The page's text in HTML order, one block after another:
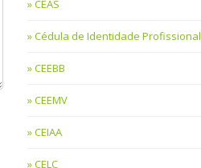
CEAS
Cédula de Identidade Profissional
CEEBB
CEEMV
CEIAA
CELC